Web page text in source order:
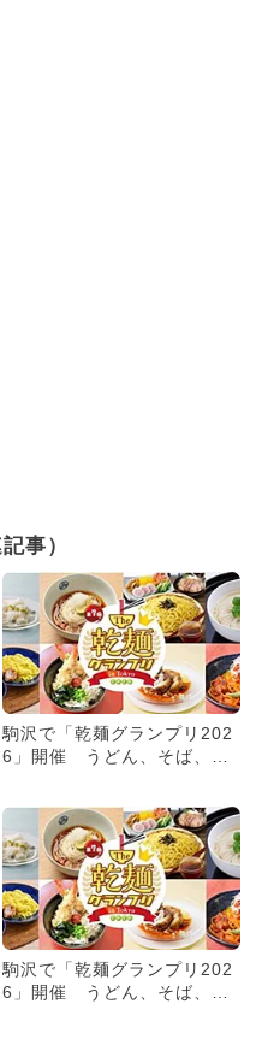
事）
駒沢で「乾麺グランプリ202
6」開催 うどん、そば、そ
比...
駒沢で「乾麺グランプリ202
6」開催 うどん、そば、そ